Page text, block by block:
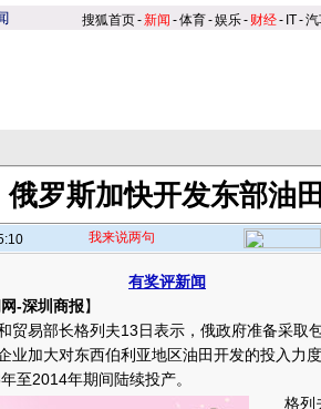
搜狐首页-新闻 -体育-娱乐- 财经- IT-
俄罗斯加快开发东部油田
我来说两句
有奖评新闻
-深圳商报】
易部长格列夫13日表示，俄政府准备采取
业加大对东西伯利亚地区油田开发的投入力
至2014年期间陆续投产。
格列夫